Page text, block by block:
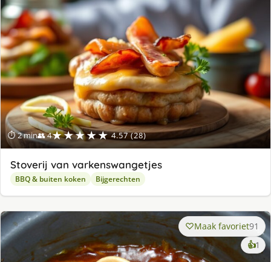
⏱ 2 min👥 4★★★★★ 4.57 (28)
Stoverij van varkenswangetjes
BBQ & buiten koken Bijgerechten
Maak favoriet91
👍1